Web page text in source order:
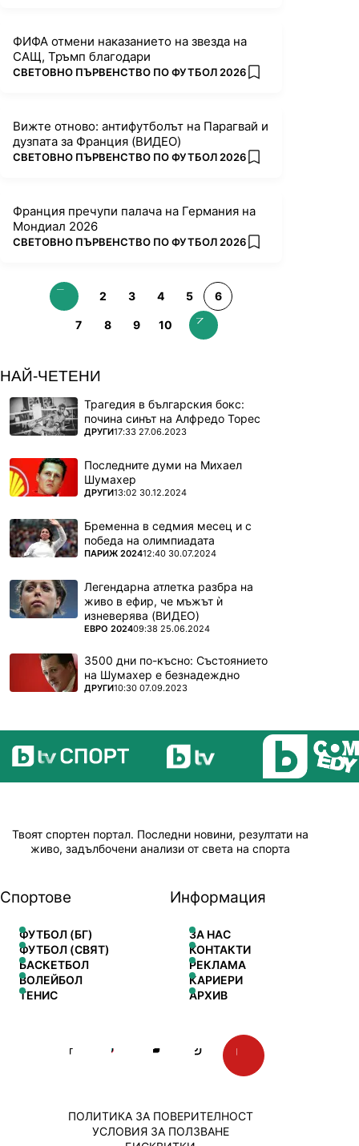
ФИФА отмени наказанието на звезда на
САЩ, Тръмп благодари
ПОВЕЧЕ ОТ
СВЕТОВНО ПЪРВЕНСТВО ПО ФУТБОЛ 2026 add favorites
Вижте отново: антифутболът на Парагвай и
дузпата за Франция (ВИДЕО)
ПОВЕЧЕ ОТ
СВЕТОВНО ПЪРВЕНСТВО ПО ФУТБОЛ 2026 add favorites
Франция пречупи палача на Германия на
Мондиал 2026
ПОВЕЧЕ ОТ
СВЕТОВНО ПЪРВЕНСТВО ПО ФУТБОЛ 2026 add favorites
2 3 4 5 6
7 8 9 10
НАЙ-ЧЕТЕНИ
Трагедия в българския бокс:
почина синът на Алфредо Торес
ПОВЕЧЕ ОТ
ДРУГИ17:33 27.06.2023
Последните думи на Михаел
Шумахер
ПОВЕЧЕ ОТ
ДРУГИ13:02 30.12.2024
Бременна в седмия месец и с
победа на олимпиадата
ПОВЕЧЕ ОТ
ПАРИЖ 202412:40 30.07.2024
Легендарна атлетка разбра на
живо в ефир, че мъжът ѝ
изневерява (ВИДЕО)
ПОВЕЧЕ ОТ
ЕВРО 202409:38 25.06.2024
3500 дни по-късно: Състоянието
на Шумахер е безнадеждно
ПОВЕЧЕ ОТ
ДРУГИ10:30 07.09.2023
Твоят спортен портал. Последни новини, резултати на
живо, задълбочени анализи от света на спорта
Спортове
ФУТБОЛ (БГ)
ФУТБОЛ (СВЯТ)
БАСКЕТБОЛ
ВОЛЕЙБОЛ
ТЕНИС
Информация
ЗА НАС
КОНТАКТИ
РЕКЛАМА
КАРИЕРИ
АРХИВ
ПОЛИТИКА ЗА ПОВЕРИТЕЛНОСТ
УСЛОВИЯ ЗА ПОЛЗВАНЕ